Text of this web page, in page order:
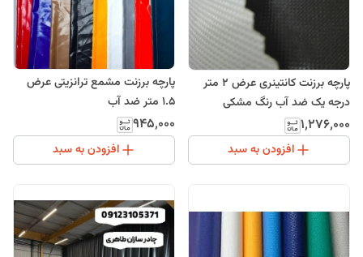
پارچه برزنت کانتینری عرض 2 متر
درجه یک ضد آب رنگ مشکی
درمترمربع وزن بالا چادر طبیعت
۱٬۲۷۶٬۰۰۰
افزودن به سبد
پارچه برزنت مشمع ترانزیتی عرض
1.5 متر ضد آب
۹۴۵٬۰۰۰
افزودن به سبد